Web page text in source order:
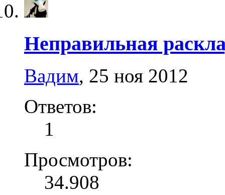
Неправильная
Вадим, 25 ноя 2012
Ответов:
1
Просмотров:
34.908